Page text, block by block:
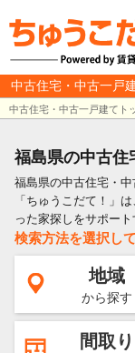
中古住宅・中古一戸
中古住宅・中古一戸建てト
福島県の中古住
福島県の中古住宅・中
「ちゅうこだて！」
った家探しをサポー
検索方法を選択し
地域
から探す
間取り